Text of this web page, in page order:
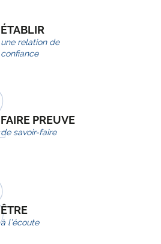
ÉTABLIR
une relation de
confiance
FAIRE PREUVE
de savoir-faire
ÊTRE
à l’écoute